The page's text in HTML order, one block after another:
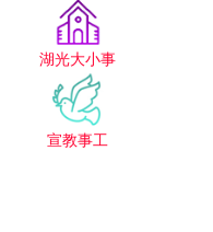
湖光大小事
宣教事工